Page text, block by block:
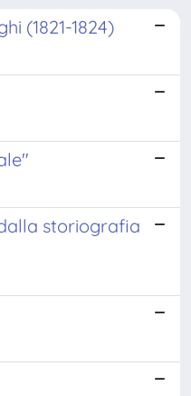
(1821-1824)
storiografia